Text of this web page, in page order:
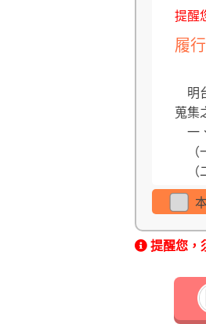
(二)
■ 本
依法
■ 保
■ 本
性
■
作天
提醒
履
蒐集
    （三）其他經營合於營業登記項目或組織章程所定之業務(一八一）
    二、蒐集之個人資料類別：
    一般個資(包括但不限於姓名、出生年月日、身分證統一編號、護照號碼、婚姻、職業、聯絡方式、財務情況及其他得以直接
或間
提醒您，